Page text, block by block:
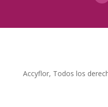
Accyflor, Todos los